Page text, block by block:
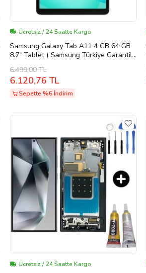
Ücretsiz / 24 Saatte Kargo
Samsung Galaxy Tab A11 4 GB 64 GB
8.7" Tablet ( Samsung Türkiye Garantili
6.499,00 TL
6.120,76 TL
Sepette %6 İndirim
Ücretsiz / 24 Saatte Kargo